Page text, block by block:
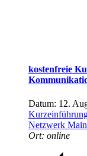
kostenfreie
Datum: 12.
Netzwerk
Ort: online